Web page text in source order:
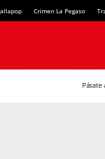
Crimen La Pegaso
Pásate